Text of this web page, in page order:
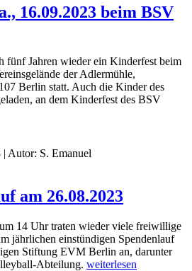
16.09.2023 beim BSV
fünf Jahren wieder ein Kinderfest beim
der Adlermühle,
Berlin statt. Auch die Kinder des
an dem Kinderfest des BSV
| Autor: S. Emanuel
am 26.08.2023
14 Uhr traten wieder viele freiwillige
jährlichen einstündigen Spendenlauf
Stiftung EVM Berlin an, darunter
Abteilung. weiterlesen